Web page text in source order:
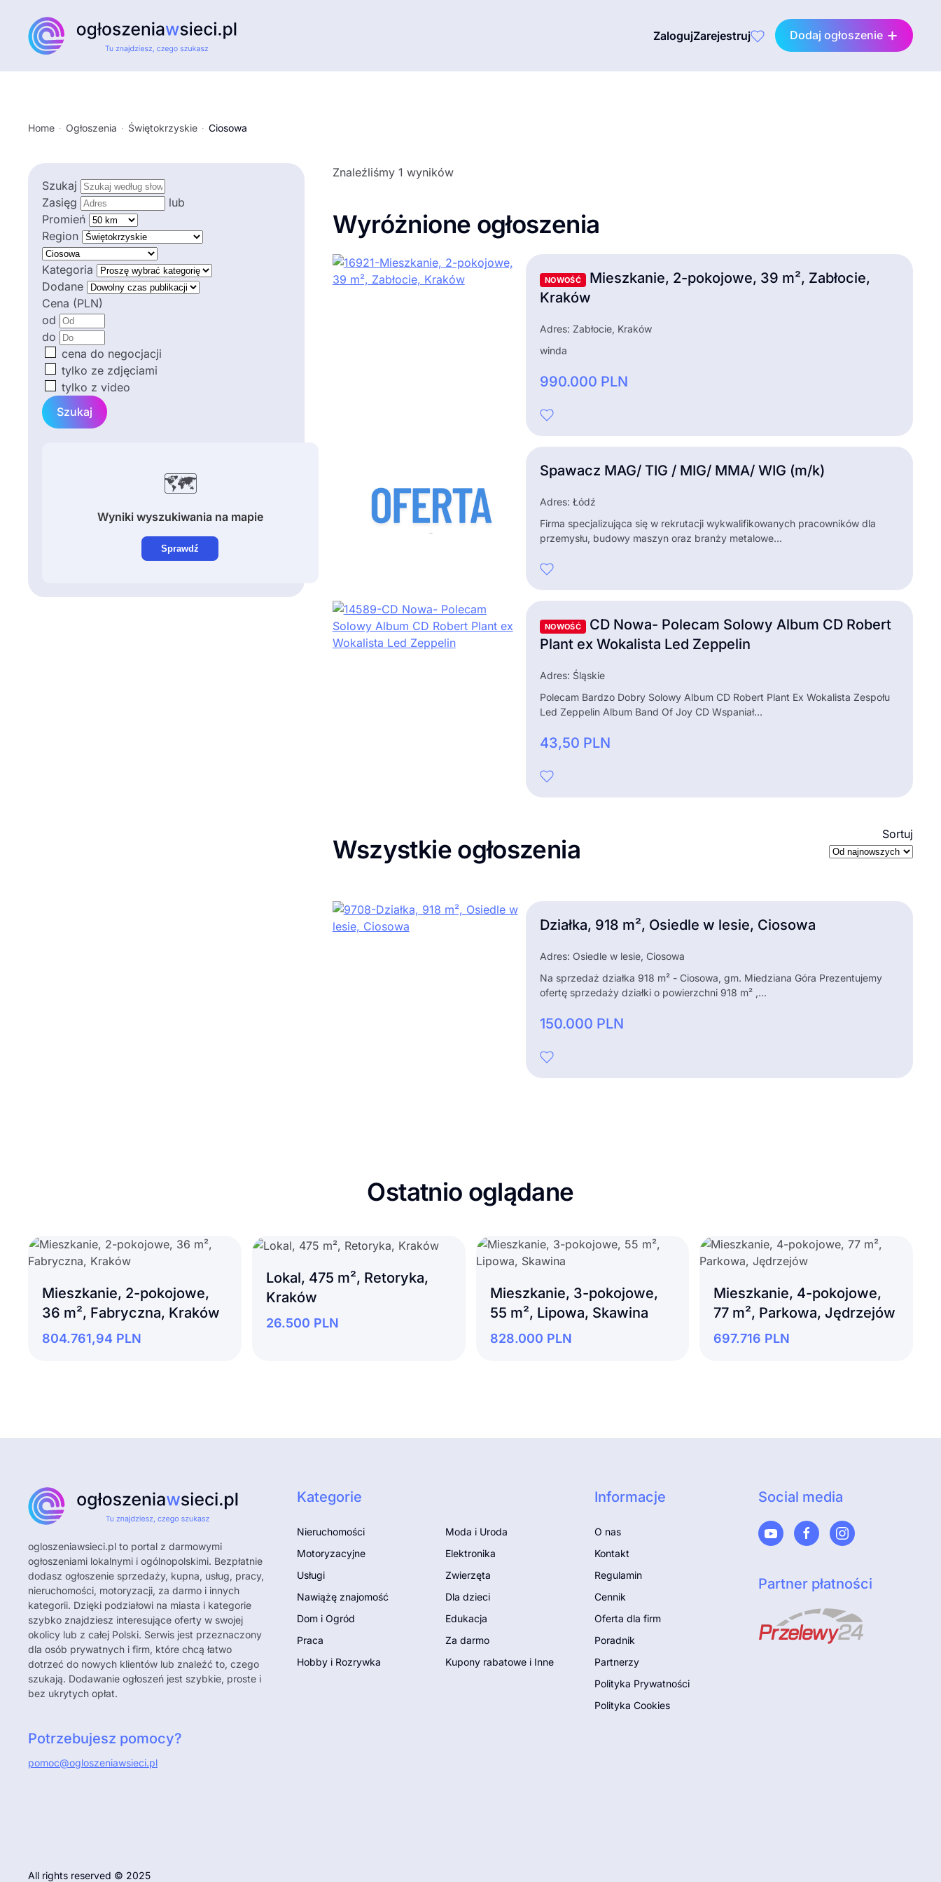
Przejdź do głównej treści ZalogujZarejestruj Dodaj ogłoszenie
Home Ogłoszenia Świętokrzyskie Ciosowa
Szukaj
Zasięg
lub
Promień
Region
Kategoria
Dodane
Cena (PLN)
od
do
cena do negocjacji
tylko ze zdjęciami
tylko z video
Szukaj
🗺️
Wyniki wyszukiwania na mapie
Sprawdź
Znaleźliśmy 1 wyników
Wyróżnione ogłoszenia
NOWOŚĆ Mieszkanie, 2-pokojowe, 39 m², Zabłocie,
Kraków
Adres: Zabłocie, Kraków
winda
990.000 PLN
Spawacz MAG/ TIG / MIG/ MMA/ WIG (m/k)
Adres: Łódź
Firma specjalizująca się w rekrutacji wykwalifikowanych pracowników dla
przemysłu, budowy maszyn oraz branży metalowe...
NOWOŚĆ CD Nowa- Polecam Solowy Album CD Robert
Plant ex Wokalista Led Zeppelin
Adres: Śląskie
Polecam Bardzo Dobry Solowy Album CD Robert Plant Ex Wokalista Zespołu
Led Zeppelin Album Band Of Joy CD Wspaniał...
43,50 PLN
Wszystkie ogłoszenia
Sortuj
Działka, 918 m², Osiedle w lesie, Ciosowa
Adres: Osiedle w lesie, Ciosowa
Na sprzedaż działka 918 m² - Ciosowa, gm. Miedziana Góra Prezentujemy
ofertę sprzedaży działki o powierzchni 918 m² ,...
150.000 PLN
Ostatnio oglądane
Mieszkanie, 2-pokojowe,
36 m², Fabryczna, Kraków
804.761,94 PLN
Lokal, 475 m², Retoryka,
Kraków
26.500 PLN
Mieszkanie, 3-pokojowe,
55 m², Lipowa, Skawina
828.000 PLN
Mieszkanie, 4-pokojowe,
77 m², Parkowa, Jędrzejów
697.716 PLN
ogloszeniawsieci.pl to portal z darmowymi
ogłoszeniami lokalnymi i ogólnopolskimi. Bezpłatnie
dodasz ogłoszenie sprzedaży, kupna, usług, pracy,
nieruchomości, motoryzacji, za darmo i innych
kategorii. Dzięki podziałowi na miasta i kategorie
szybko znajdziesz interesujące oferty w swojej
okolicy lub z całej Polski. Serwis jest przeznaczony
dla osób prywatnych i firm, które chcą łatwo
dotrzeć do nowych klientów lub znaleźć to, czego
szukają. Dodawanie ogłoszeń jest szybkie, proste i
bez ukrytych opłat.
Potrzebujesz pomocy?
pomoc@ogloszeniawsieci.pl
Kategorie
Nieruchomości
Motoryzacyjne
Usługi
Nawiążę znajomość
Dom i Ogród
Praca
Hobby i Rozrywka
Moda i Uroda
Elektronika
Zwierzęta
Dla dzieci
Edukacja
Za darmo
Kupony rabatowe i Inne
Informacje
O nas
Kontakt
Regulamin
Cennik
Oferta dla firm
Poradnik
Partnerzy
Polityka Prywatności
Polityka Cookies
Social media
Partner płatności
All rights reserved © 2025